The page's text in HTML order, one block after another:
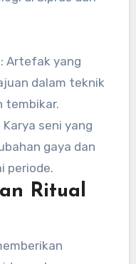
: Artefak yang
dalam teknik
tembikar.
Karya seni yang
gaya dan
periode.
Ritual